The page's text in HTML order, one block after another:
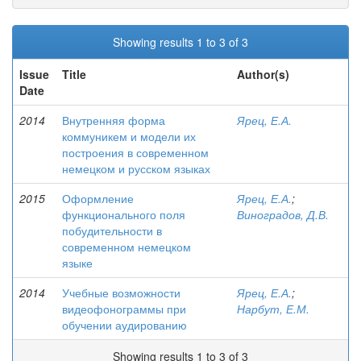
Showing results 1 to 3 of 3
Issue
Date
Title Author(s)
2014
Внутренняя форма
коммуникем и модели их
построения в современном
немецком и русском языках
Ярец, Е.А.
2015
Оформление
функционального поля
побудительности в
современном немецком
языке
Ярец, Е.А.;
Виноградов, Д.В.
2014
Учебные возможности
видеофонограммы при
обучении аудированию
Ярец, Е.А.;
Нарбут, Е.М.
Showing results 1 to 3 of 3